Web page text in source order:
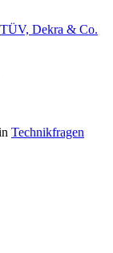
TÜV, Dekra & Co.
Technikfragen